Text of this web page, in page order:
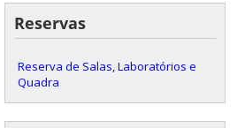
Reservas
Reserva de Salas, Laboratórios e
Quadra